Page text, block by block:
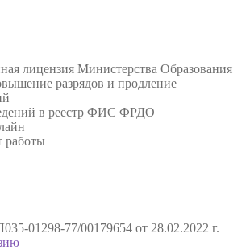
лицензия Министерства Образования
разрядов и продление
в реестр ФИС ФРДО
работы
01298-77/00179654 от 28.02.2022 г.